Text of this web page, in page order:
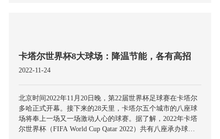
卡塔尔世界杯8大球场：降温节能，各有高招
2022-11-24
北京时间2022年11月20日晚，第22届世界杯足球赛在卡塔尔
多哈正式开幕。接下来的28天里，卡塔尔五个城市的八座球
场将奉上一场又一场激动人心的球赛。据了解，2022年卡塔
尔世界杯（FIFA World Cup Qatar 2022）共有八座承办球